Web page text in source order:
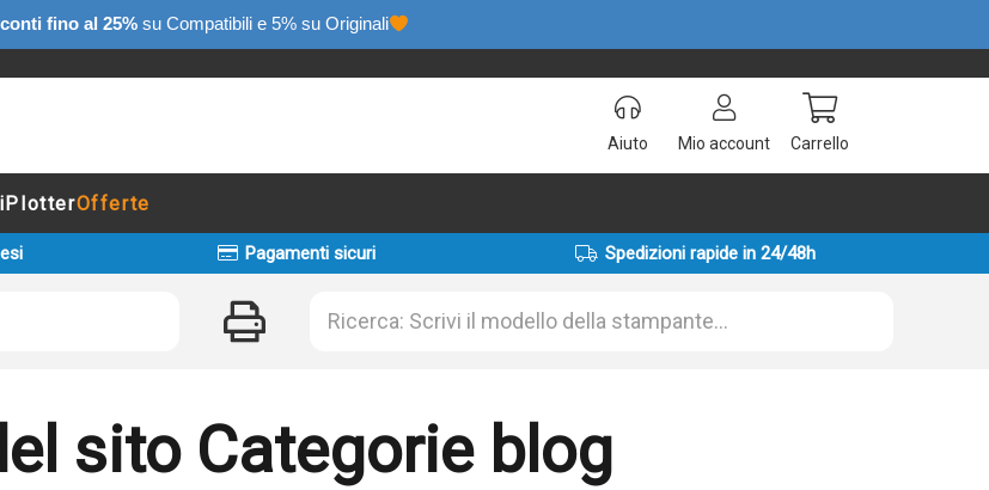
fino al 25% su Compatibili e 5% su Originali
Aiuto Mio account Carrello
PlotterOfferte
Pagamenti sicuri Spedizioni rapide in 24/48h
sito Categorie blog